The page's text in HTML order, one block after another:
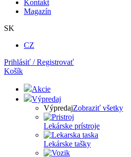
Kontakt
Magazín
SK
CZ
Prihlásiť / Registrovať
Košík
Akcie
Výpredaj
VýpredajZobraziť všetky
Lekárske prístroje
Lekárske tašky